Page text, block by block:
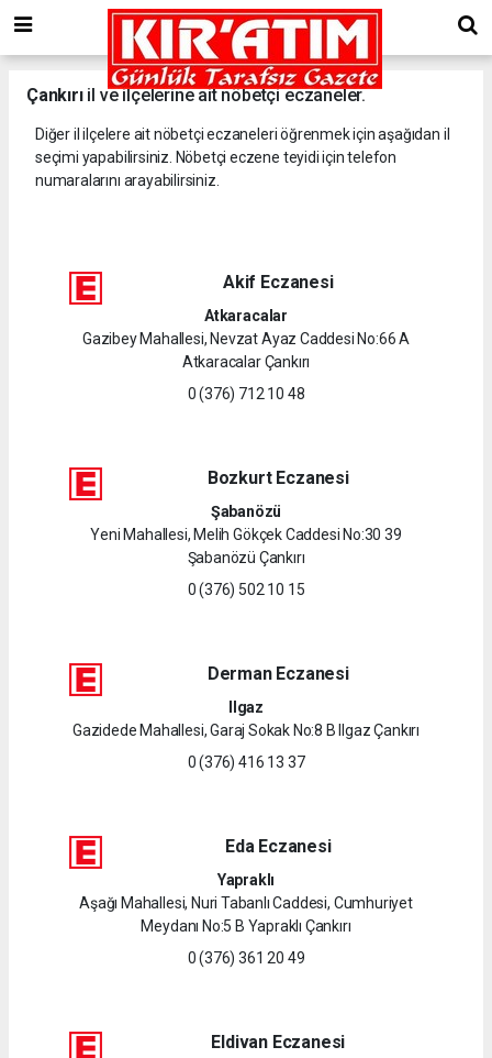
Çankırıil ve ilçelerine ait nöbetçi eczaneler.
Diğer il ilçelere ait nöbetçi eczaneleri öğrenmek için aşağıdan il
seçimi yapabilirsiniz. Nöbetçi eczene teyidi için telefon
numaralarını arayabilirsiniz.
Akif Eczanesi
Atkaracalar
Gazibey Mahallesi, Nevzat Ayaz Caddesi No:66 A
Atkaracalar Çankırı
0 (376) 712 10 48
Bozkurt Eczanesi
Şabanözü
Yeni Mahallesi, Melih Gökçek Caddesi No:30 39
Şabanözü Çankırı
0 (376) 502 10 15
Derman Eczanesi
Ilgaz
Gazidede Mahallesi, Garaj Sokak No:8 B Ilgaz Çankırı
0 (376) 416 13 37
Eda Eczanesi
Yapraklı
Aşağı Mahallesi, Nuri Tabanlı Caddesi, Cumhuriyet
Meydanı No:5 B Yapraklı Çankırı
0 (376) 361 20 49
Eldivan Eczanesi